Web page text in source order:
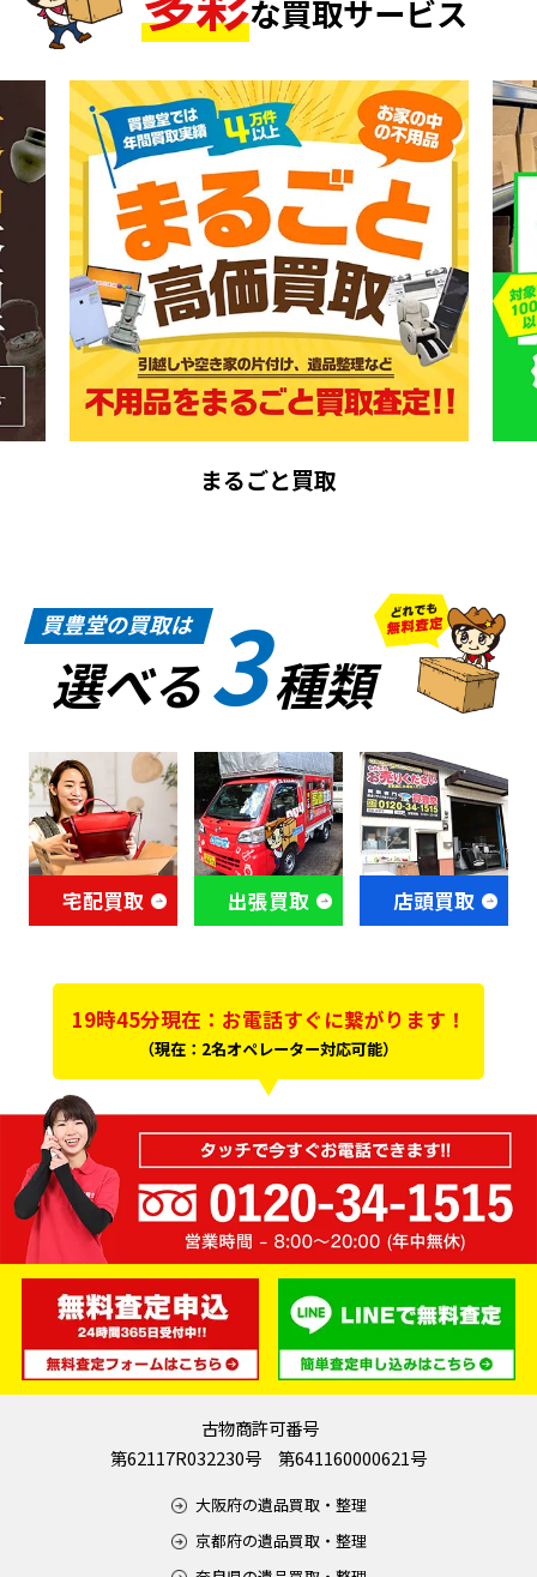
な買取サービス
まるごと買取
買豊堂の買取は
選べる3種類
宅配買取 出張買取 店頭買取
19時45分現在：お電話すぐに繋がります！
（現在：2名オペレーター対応可能）
古物商許可番号
第62117R032230号 第641160000621号
大阪府の遺品買取・整理
京都府の遺品買取・整理